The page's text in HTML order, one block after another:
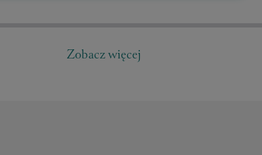
Zobacz więcej